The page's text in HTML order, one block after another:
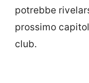
potrebbe
prossimo
club.